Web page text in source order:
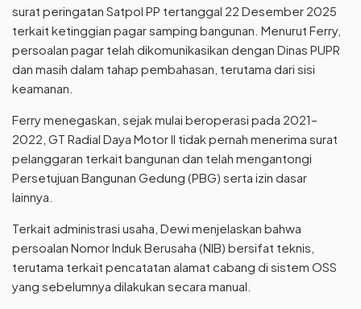
surat peringatan Satpol PP tertanggal 22 Desember 2025
terkait ketinggian pagar samping bangunan. Menurut Ferry,
persoalan pagar telah dikomunikasikan dengan Dinas PUPR
dan masih dalam tahap pembahasan, terutama dari sisi
keamanan.
Ferry menegaskan, sejak mulai beroperasi pada 2021–
2022, GT Radial Daya Motor II tidak pernah menerima surat
pelanggaran terkait bangunan dan telah mengantongi
Persetujuan Bangunan Gedung (PBG) serta izin dasar
lainnya.
Terkait administrasi usaha, Dewi menjelaskan bahwa
persoalan Nomor Induk Berusaha (NIB) bersifat teknis,
terutama terkait pencatatan alamat cabang di sistem OSS
yang sebelumnya dilakukan secara manual.